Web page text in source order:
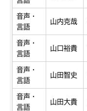
音声・
言語
山内克哉
音声・
言語
山口裕貴
音声・
言語
山田智史
音声・
言語
山田大貴